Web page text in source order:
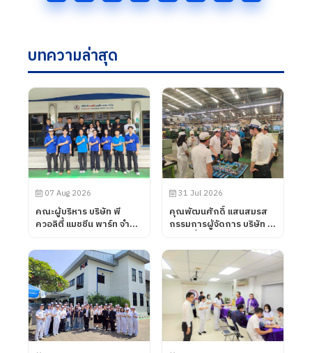
บทความล่าสุด
07 Aug 2026
คณะผู้บริหาร บริษัท พี
ควอลิตี้ แมชชีน พาร์ท จำกัด
วิทยาลัยการอาชีพโนน
ดินแดง จังหวัดบุรีรัมย์ เข้า
นิเทศการฝึกอาชีพของ
นักศึกษา เมื่อวันที่ 7
สิงหาคม 2569
31 Jul 2026
คุณพัฒนศักดิ์ แสนสมรส
กรรมการผู้จัดการ บริษัท พี
ได้ต้อนรับลูกค้าจาก บริษัท
UNIVANCE
CORPORATION โดยทาง
บริษัท พี ควอลิตี้ แมชชีน
พาร์ท จำกัด ได้นำเสนอ
ผลิตภัณฑ์ต่าง ๆ รวมถึง
การเข้าเยี่ยมชมกระบวนการ
ผลิตในส่วนของโรงงาน และ
ห้องปฏิบัติการทดสอบ เมื่อ